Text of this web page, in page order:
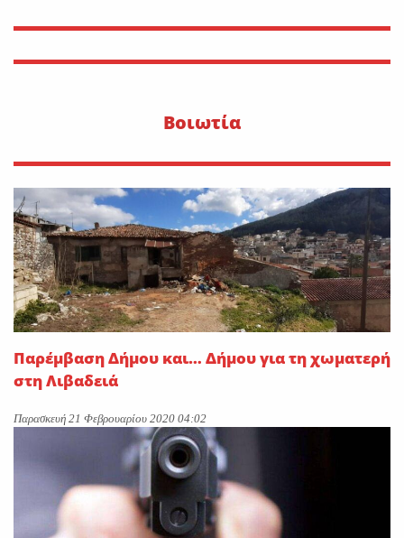
Βοιωτία
Παρέμβαση Δήμου και… Δήμου για τη χωματερή
στη Λιβαδειά
Παρασκευή 21 Φεβρουαρίου 2020 04:02